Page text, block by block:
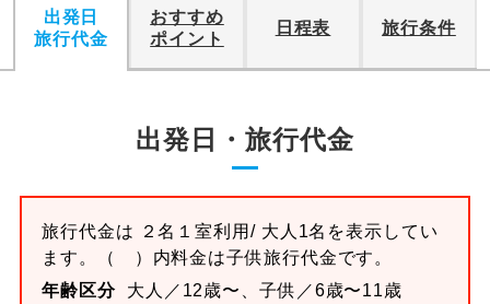
出発日
旅行代金
おすすめ
ポイント
日程表 旅行条件
出発日・旅行代金
旅行代金は ２名１室利用/ 大人1名を表示してい
ます。
（ ）内料金は子供旅行代金です。
年齢区分
大人／12歳〜、子供／6歳〜11歳